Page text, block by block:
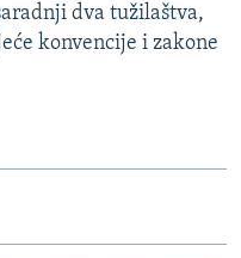
dva tužilaštva,
konvencije i zakone